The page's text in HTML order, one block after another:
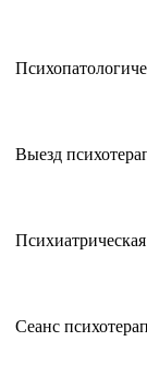
Выезд
Сеанс